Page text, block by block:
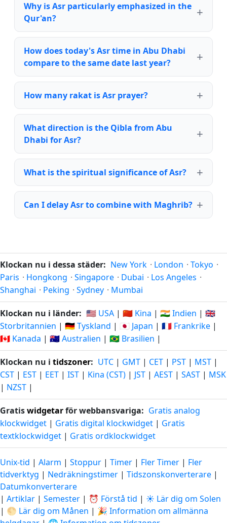
Why is Asr particularly emphasized in the
Qur'an?
How does today's Asr time in Abu Dhabi
compare to the same date last year?
How many rakat is Asr prayer?
What direction is the Qibla from Abu
Dhabi for Asr?
What is the spiritual significance of Asr?
Can I delay Asr to combine with Maghrib?
Klockan nu i dessa städer: New York · London · Tokyo ·
Paris · Hongkong · Singapore · Dubai · Los Angeles ·
Shanghai · Peking · Sydney · Mumbai
Klockan nu i länder: 🇺🇸 USA | 🇨🇳 Kina | 🇮🇳 Indien | 🇬🇧
Storbritannien | 🇩🇪 Tyskland | 🇯🇵 Japan | 🇫🇷 Frankrike |
🇨🇦 Kanada | 🇦🇺 Australien | 🇧🇷 Brasilien |
Klockan nu i tidszoner: UTC | GMT | CET | PST | MST |
CST | EST | EET | IST | Kina (CST) | JST | AEST | SAST | MSK
| NZST |
Gratiswidgetarför webbansvariga: Gratis analog
klockwidget | Gratis digital klockwidget | Gratis
textklockwidget | Gratis ordklockwidget
Unix-tid | Alarm | Stoppur | Timer | Fler Timer | Fler
tidverktyg | Nedräkningstimer | Tidszonskonverterare |
Datumkonverterare
| Artiklar | Semester | ⏰ Förstå tid | ☀️ Lär dig om Solen
| 🌕 Lär dig om Månen | 🎉 Information om allmänna